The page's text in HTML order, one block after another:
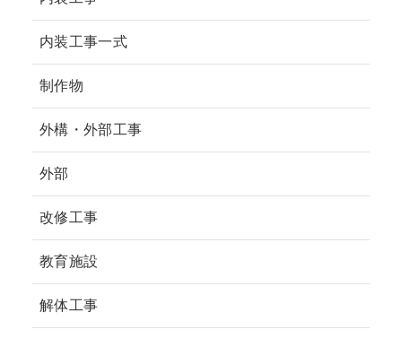
内装工事一式
制作物
外構・外部工事
外部
改修工事
教育施設
解体工事